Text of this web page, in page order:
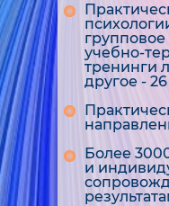
групповое
учебно-
тренинги
другое -
Более
и